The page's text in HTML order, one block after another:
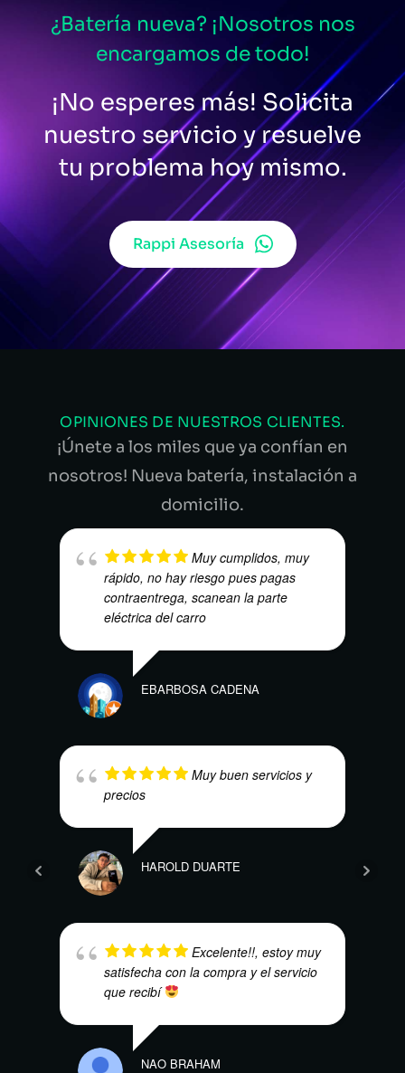
¿Batería nueva? ¡Nosotros nos
encargamos de todo!
¡No esperes más! Solicita
nuestro servicio y resuelve
tu problema hoy mismo.
Rappi Asesoría
OPINIONES DE NUESTROS CLIENTES.
¡Únete a los miles que ya confían en
nosotros! Nueva batería, instalación a
domicilio.
Muy cumplidos, muy
rápido, no hay riesgo pues pagas
contraentrega, scanean la parte
eléctrica del carro
EBARBOSA CADENA
Muy buen servicios y
precios
HAROLD DUARTE
Excelente!!, estoy muy
satisfecha con la compra y el servicio
que recibí
NAO BRAHAM